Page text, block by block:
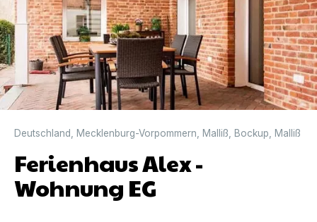
Deutschland Mecklenburg-Vorpommern Malliß Bockup Malliß
Ferienhaus Alex -
Wohnung EG